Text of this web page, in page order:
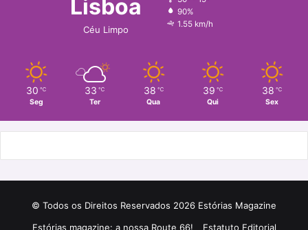
Lisboa
Céu Limpo
90%
1.55 km/h
30 ℃
Seg
33 ℃
Ter
38 ℃
Qua
39 ℃
Qui
38 ℃
Sex
© Todos os Direitos Reservados 2026 Estórias Magazine
Estórias magazine: a nossa Route 66!
Estatuto Editorial